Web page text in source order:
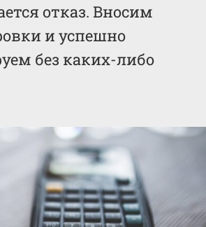
отказ. Вносим
и успешно
без каких-либо